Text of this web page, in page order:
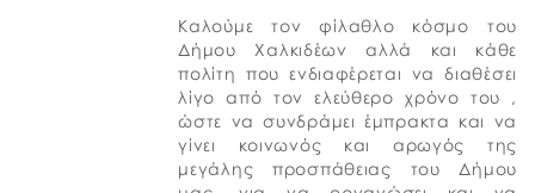
Καλούμε τον φίλαθλο κόσμο του
Δήμου Χαλκιδέων αλλά και κάθε
πολίτη που ενδιαφέρεται να διαθέσει
λίγο από τον ελεύθερο χρόνο του ,
ώστε να συνδράμει έμπρακτα και να
γίνει κοινωνός και αρωγός της
μεγάλης προσπάθειας του Δήμου